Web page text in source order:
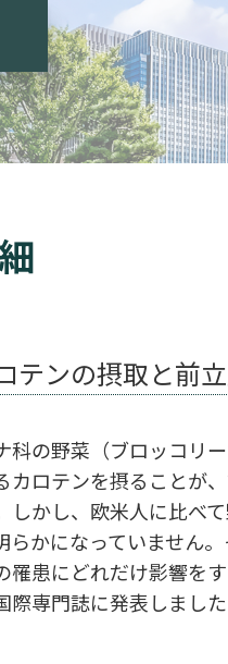
テンの摂取と前
科の野菜（ブロッコリ
カロテンを摂ることが
しかし、欧米人に比べ
らかになっていません
罹患にどれだけ影響を
際専門誌に発表しまし